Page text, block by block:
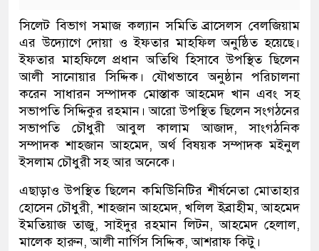
সিলেট বিভাগ সমাজ কল্যান সমিতি ব্রাসেলস বেলজিয়াম
এর উদ্যোগে দোয়া ও ইফতার মাহফিল অনুষ্ঠিত হয়েছে।
ইফতার মাহফিলে প্রধান অতিথি হিসাবে উপস্থিত ছিলেন
আলী সানোয়ার সিদ্দিক। যৌথভাবে অনুষ্ঠান পরিচালনা
করেন সাধারন সম্পাদক মোস্তাক আহমেদ খান এবং সহ
সভাপতি সিদ্দিকুর রহমান। আরো উপস্থিত ছিলেন সংগঠনের
সভাপতি চৌধুরী আবুল কালাম আজাদ, সাংগঠনিক
সম্পাদক শাহজান আহমেদ, অর্থ বিষয়ক সম্পাদক মইনুল
ইসলাম চৌধুরী সহ আর অনেকে।
এছাড়াও উপস্থিত ছিলেন কমিউিনিটির শীর্ষনেতা মোতাহার
হোসেন চৌধুরী, শাহজান আহমেদ, খলিল ইব্রাহীম, আহমেদ
ইমতিয়াজ তাজু, সাইদুর রহমান লিটন, আহমেদ হেলাল,
মালেক হারুন, আলী নার্গিস সিদ্দিক, আশরাফ কিটু।